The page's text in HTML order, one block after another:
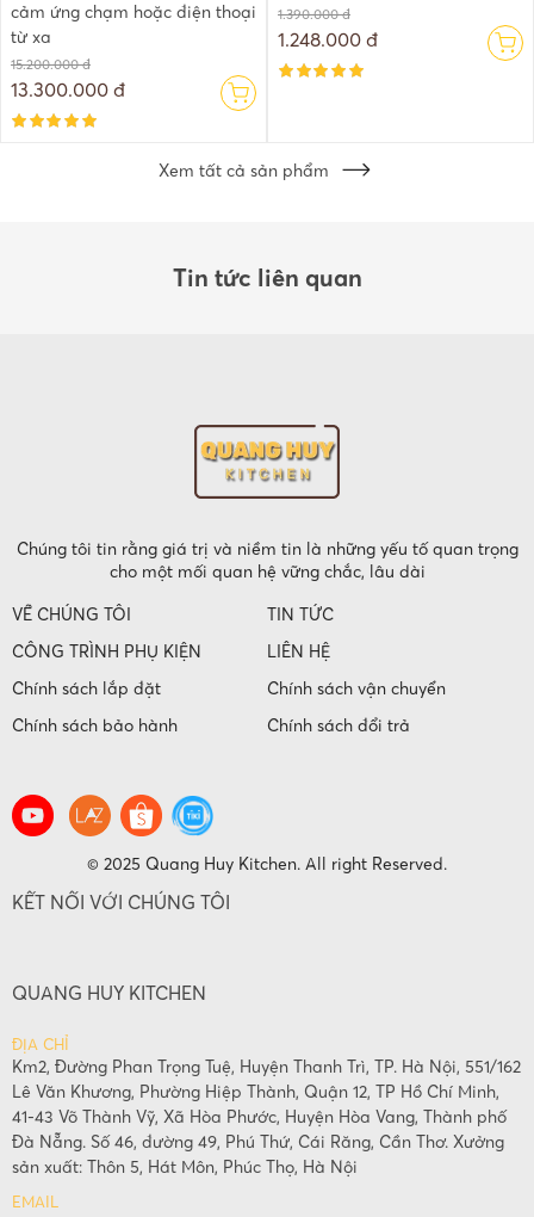
cảm ứng chạm hoặc điện thoại
từ xa
15.200.000 đ
13.300.000 đ
1.390.000 đ
1.248.000 đ
Xem tất cả sản phẩm
Tin tức liên quan
Chúng tôi tin rằng giá trị và niềm tin là những yếu tố quan trọng
cho một mối quan hệ vững chắc, lâu dài
VỀ CHÚNG TÔI
TIN TỨC
CÔNG TRÌNH PHỤ KIỆN
LIÊN HỆ
Chính sách lắp đặt
Chính sách vận chuyển
Chính sách bảo hành
Chính sách đổi trả
© 2025 Quang Huy Kitchen. All right Reserved.
KẾT NỐI VỚI CHÚNG TÔI
QUANG HUY KITCHEN
ĐỊA CHỈ
Km2, Đường Phan Trọng Tuệ, Huyện Thanh Trì, TP. Hà Nội, 551/162
Lê Văn Khương, Phường Hiệp Thành, Quận 12, TP Hồ Chí Minh,
41-43 Võ Thành Vỹ, Xã Hòa Phước, Huyện Hòa Vang, Thành phố
Đà Nẵng. Số 46, đường 49, Phú Thứ, Cái Răng, Cần Thơ. Xưởng
sản xuất: Thôn 5, Hát Môn, Phúc Thọ, Hà Nội
EMAIL